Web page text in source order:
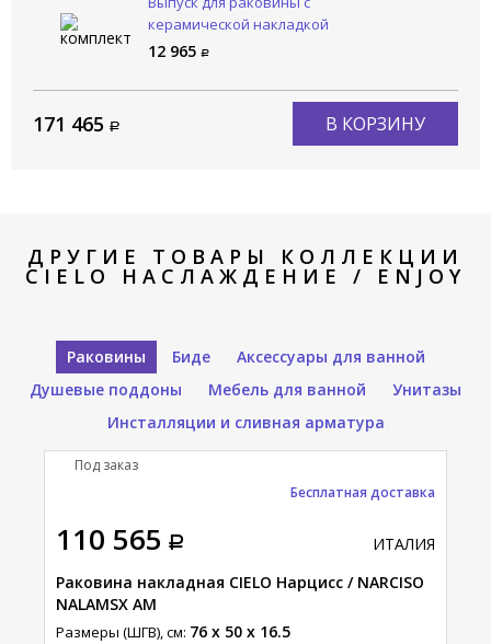
керамической накладкой
CIELO Сива / SIWA PIL01 CN
12 965
171 465 В КОРЗИНУ
ДРУГИЕ ТОВАРЫ КОЛЛЕКЦИИ
CIELO НАСЛАЖДЕНИЕ / ENJOY
Раковины Биде
Аксессуары для ванной
Душевые поддоны
Мебель для ванной
Унитазы
Инсталляции и сливная арматура
110 565
ИТАЛИЯ
Раковина накладная CIELO Нарцисс / NARCISO
NALAMSX AM
Размеры (ШГВ), см: 76 x 50 x 16.5
Под заказ
Бесплатная доставка